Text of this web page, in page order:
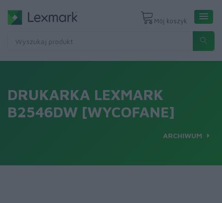
Mój koszyk
DRUKARKA LEXMARK
B2546DW [WYCOFANE]
ARCHIWUM